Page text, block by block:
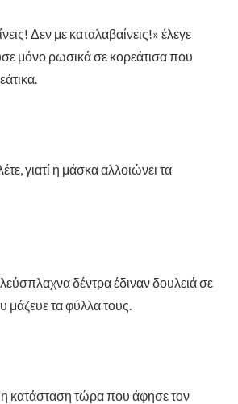
Δεν με καταλαβαίνεις!» έλεγε
μόνο ρωσικά σε κορεάτισα που
γιατί η μάσκα αλλοιώνει τα
δέντρα έδιναν δουλειά σε
τα φύλλα τους.
κατάσταση τώρα που άφησε τον